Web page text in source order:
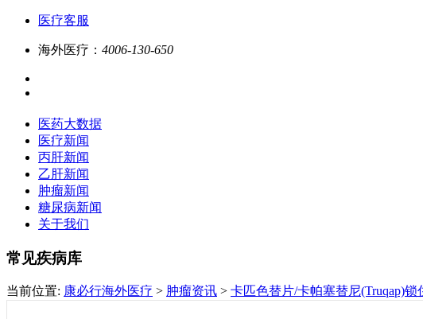
医疗客服
海外医疗： 4006-130-650
医药大数据
医疗新闻
丙肝新闻
乙肝新闻
肿瘤新闻
糖尿病新闻
关于我们
常见疾病库
当前位置: 康必行海外医疗 > 肿瘤资讯 > 卡匹色替片/卡帕塞替尼(Truqap)